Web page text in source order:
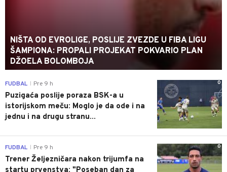
NIŠTA OD EVROLIGE, POSLIJE ZVEZDE U FIBA LIGU
ŠAMPIONA: PROPALI PROJEKAT POKVARIO PLAN
DŽOELA BOLOMBOJA
0
FUDBAL Pre 9 h
Puzigaća poslije poraza BSK-a u
istorijskom meču: Moglo je da ode i na
jednu i na drugu stranu...
0
FUDBAL Pre 9 h
Trener Željezničara nakon trijumfa na